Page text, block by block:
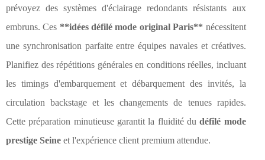
prévoyez des systèmes d'éclairage redondants résistants aux
embruns. Ces **idées défilé mode original Paris** nécessitent
une synchronisation parfaite entre équipes navales et créatives.
Planifiez des répétitions générales en conditions réelles, incluant
les timings d'embarquement et débarquement des invités, la
circulation backstage et les changements de tenues rapides.
Cette préparation minutieuse garantit la fluidité dudéfilé mode
prestige Seine et l'expérience client premium attendue.